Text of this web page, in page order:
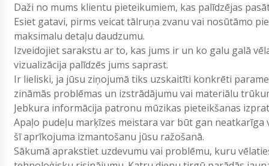
Daži no mums klientu pieteikumiem, kas palīdzējas
Esiet gatavi, pirms veicat tālruņa zvanu vai nosūtāmo
maksimalu detaļu daudzumu.
Izveidojiet sarakstu ar to, kas jums ir un ko galu galā
vizualizācija palīdzēs jums saprast.
Ir lieliski, ja jūsu ziņojumā tiks uzskaitīti konkrēti
zināmās problēmas un izstrādājumu vai materiālu
Jebkura informācija patronu mūzikas pieteikšanas
Apaļo pudeļu marķīzes meistara var būt gan
šī aprīkojuma izmantošanu jūsu ražošanā.
Sākumā aprakstiet uzdevumu vai problēmu, kuru